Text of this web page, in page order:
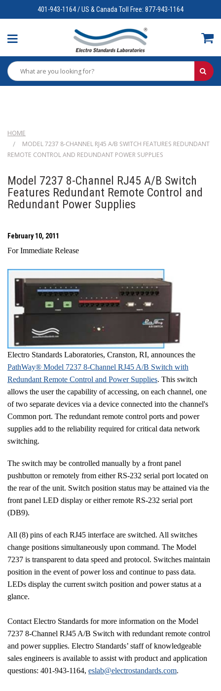
401-943-1164 / US & Canada Toll Free: 877-943-1164
HOME
MODEL 7237 8-CHANNEL RJ45 A/B SWITCH FEATURES REDUNDANT
REMOTE CONTROL AND REDUNDANT POWER SUPPLIES
Model 7237 8-Channel RJ45 A/B Switch
Features Redundant Remote Control and
Redundant Power Supplies
February 10, 2011
For Immediate Release
Electro Standards Laboratories, Cranston, RI, announces the
PathWay® Model 7237 8-Channel RJ45 A/B Switch with
Redundant Remote Control and Power Supplies. This switch
allows the user the capability of accessing, on each channel, one
of two separate devices via a device connected into the channel's
Common port. The redundant remote control ports and power
supplies add to the reliability required for critical data network
switching.
The switch may be controlled manually by a front panel
pushbutton or remotely from either RS-232 serial port located on
the rear of the unit. Switch position status may be attained via the
front panel LED display or either remote RS-232 serial port
(DB9).
All (8) pins of each RJ45 interface are switched. All switches
change positions simultaneously upon command. The Model
7237 is transparent to data speed and protocol. Switches maintain
position in the event of power loss and continue to pass data.
LEDs display the current switch position and power status at a
glance.
Contact Electro Standards for more information on the Model
7237 8-Channel RJ45 A/B Switch with redundant remote control
and power supplies. Electro Standards’ staff of knowledgeable
sales engineers is available to assist with product and application
questions: 401-943-1164, eslab@electrostandards.com.